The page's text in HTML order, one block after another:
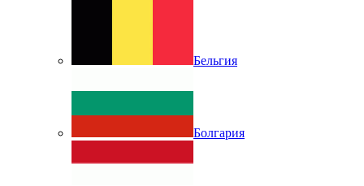
Бельгия
Болгария